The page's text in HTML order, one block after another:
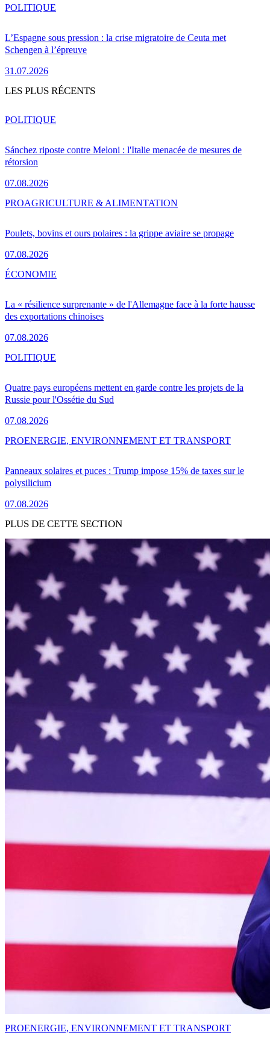
L’Espagne sous pression : la crise migratoire de Ceuta met
Schengen à l’épreuve
31.07.2026
POLITIQUE
LES PLUS RÉCENTS
Sánchez riposte contre Meloni : l'Italie menacée de mesures de
rétorsion
07.08.2026
POLITIQUE
Poulets, bovins et ours polaires : la grippe aviaire se propage
07.08.2026
PROAGRICULTURE & ALIMENTATION
La « résilience surprenante » de l'Allemagne face à la forte hausse
des exportations chinoises
07.08.2026
ÉCONOMIE
Quatre pays européens mettent en garde contre les projets de la
Russie pour l'Ossétie du Sud
07.08.2026
POLITIQUE
Panneaux solaires et puces : Trump impose 15% de taxes sur le
polysilicium
07.08.2026
PROENERGIE, ENVIRONNEMENT ET TRANSPORT
PLUS DE CETTE SECTION
PROENERGIE, ENVIRONNEMENT ET TRANSPORT